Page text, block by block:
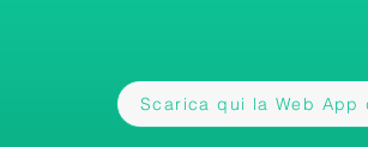
Scarica qui la Web App